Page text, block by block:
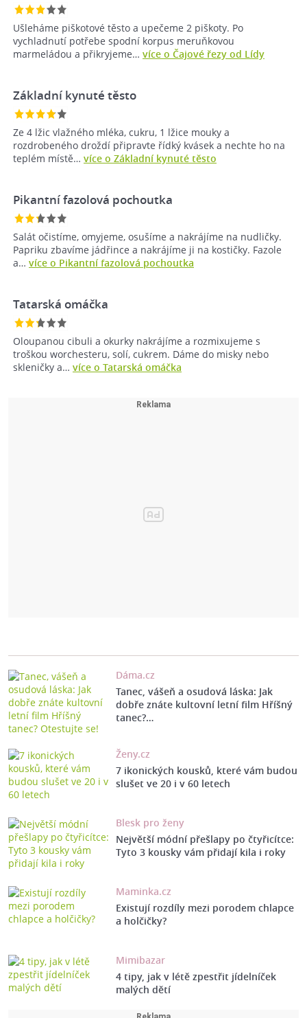
Ušleháme piškotové těsto a upečeme 2 piškoty. Po
vychladnutí potřebe spodní korpus meruňkovou
marmeládou a přikryjeme… více o Čajové řezy od Lídy
Základní kynuté těsto
Ze 4 lžic vlažného mléka, cukru, 1 lžice mouky a
rozdrobeného droždí připravte řídký kvásek a nechte ho na
teplém místě… více o Základní kynuté těsto
Pikantní fazolová pochoutka
Salát očistíme, omyjeme, osušíme a nakrájíme na nudličky.
Papriku zbavíme jádřince a nakrájíme ji na kostičky. Fazole
a… více o Pikantní fazolová pochoutka
Tatarská omáčka
Oloupanou cibuli a okurky nakrájíme a rozmixujeme s
troškou worchesteru, solí, cukrem. Dáme do misky nebo
skleničky a… více o Tatarská omáčka
Dáma.cz
Tanec, vášeň a osudová láska: Jak
dobře znáte kultovní letní film Hříšný
tanec?…
Ženy.cz
7 ikonických kousků, které vám budou
slušet ve 20 i v 60 letech
Blesk pro ženy
Největší módní přešlapy po čtyřicítce:
Tyto 3 kousky vám přidají kila i roky
Maminka.cz
Existují rozdíly mezi porodem chlapce
a holčičky?
Mimibazar
4 tipy, jak v létě zpestřit jídelníček
malých dětí